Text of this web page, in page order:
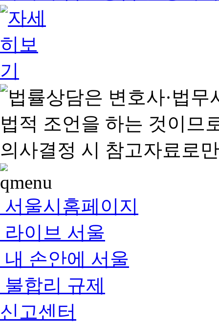
서울시홈페이지
라이브 서울
내 손안에 서울
불합리 규제
신고센터